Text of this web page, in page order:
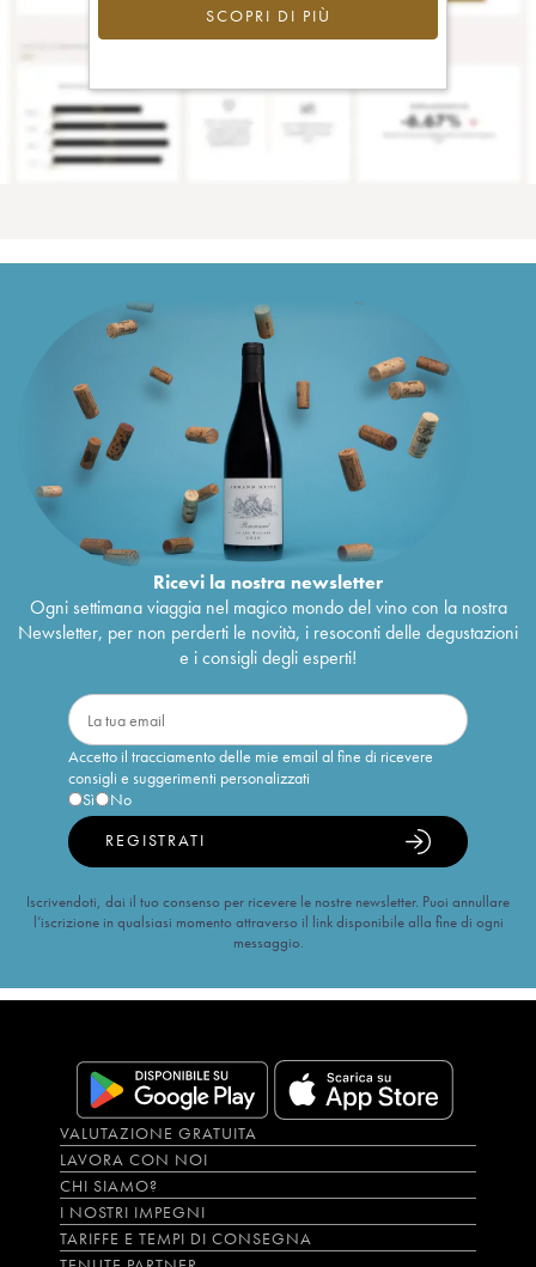
SCOPRI DI PIÙ
Ricevi la nostra newsletter
Ogni settimana viaggia nel magico mondo del vino con la nostra
Newsletter, per non perderti le novità, i resoconti delle degustazioni
e i consigli degli esperti!
Accetto il tracciamento delle mie email al fine di ricevere
consigli e suggerimenti personalizzati
Sì
No
REGISTRATI
Iscrivendoti, dai il tuo consenso per ricevere le nostre newsletter. Puoi annullare
l’iscrizione in qualsiasi momento attraverso il link disponibile alla fine di ogni
messaggio.
VALUTAZIONE GRATUITA
LAVORA CON NOI
CHI SIAMO?
I NOSTRI IMPEGNI
TARIFFE E TEMPI DI CONSEGNA